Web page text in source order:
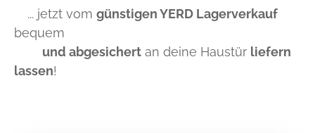
... jetzt vom günstigen YERD Lagerverkauf
bequem
und abgesichert an deine Haustür liefern
lassen!